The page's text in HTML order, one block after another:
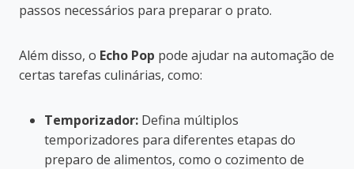
passos necessários para preparar o prato.
Além disso, o Echo Pop pode ajudar na automação de
certas tarefas culinárias, como:
Temporizador: Defina múltiplos
temporizadores para diferentes etapas do
preparo de alimentos, como o cozimento de